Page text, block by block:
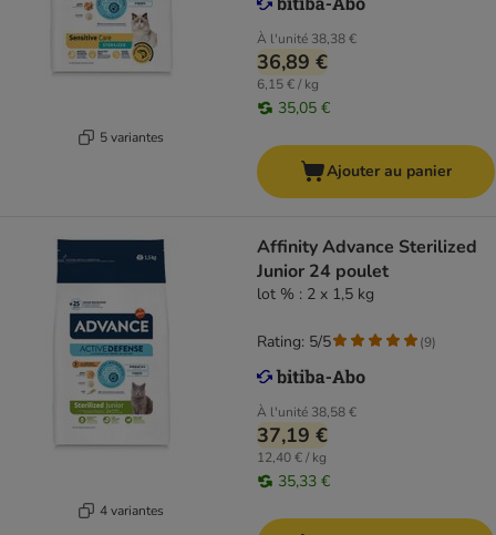
5 variantes
À l'unité 38,38 €
36,89 €
6,15 € / kg
35,05 €
Ajouter au panier
4 variantes
Affinity Advance Sterilized
Junior 24 poulet
lot % : 2 x 1,5 kg
À l'unité 38,58 €
37,19 €
12,40 € / kg
35,33 €
Rating: 5/5 (9)